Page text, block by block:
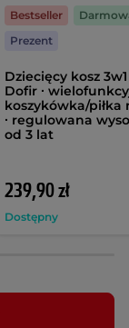
Dziecięcy kosz
Dofir ∙
koszykówka/
∙ regulowana
od 3 lat
239,90 zł
Dostępny
Bestseller
Prezent